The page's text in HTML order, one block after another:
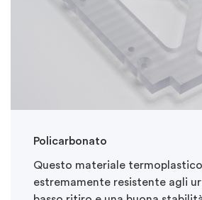
Policarbonato
Questo materiale
estremamente resistente agli